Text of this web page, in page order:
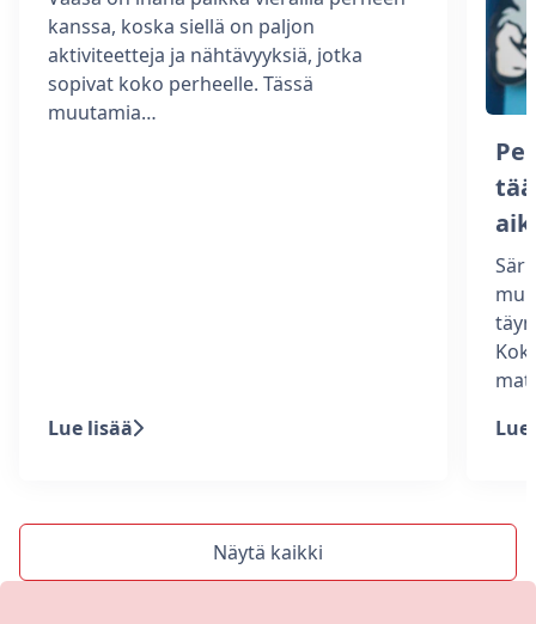
kanssa, koska siellä on paljon
aktiviteetteja ja nähtävyyksiä, jotka
sopivat koko perheelle. Tässä
muutamia…
Lue lisää
Näytä kaikki